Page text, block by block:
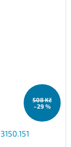
508 Kč
–29 %